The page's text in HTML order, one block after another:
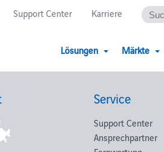
Support Center Karriere
Lösungen Märkte
Service
Support Center
Ansprechpartner